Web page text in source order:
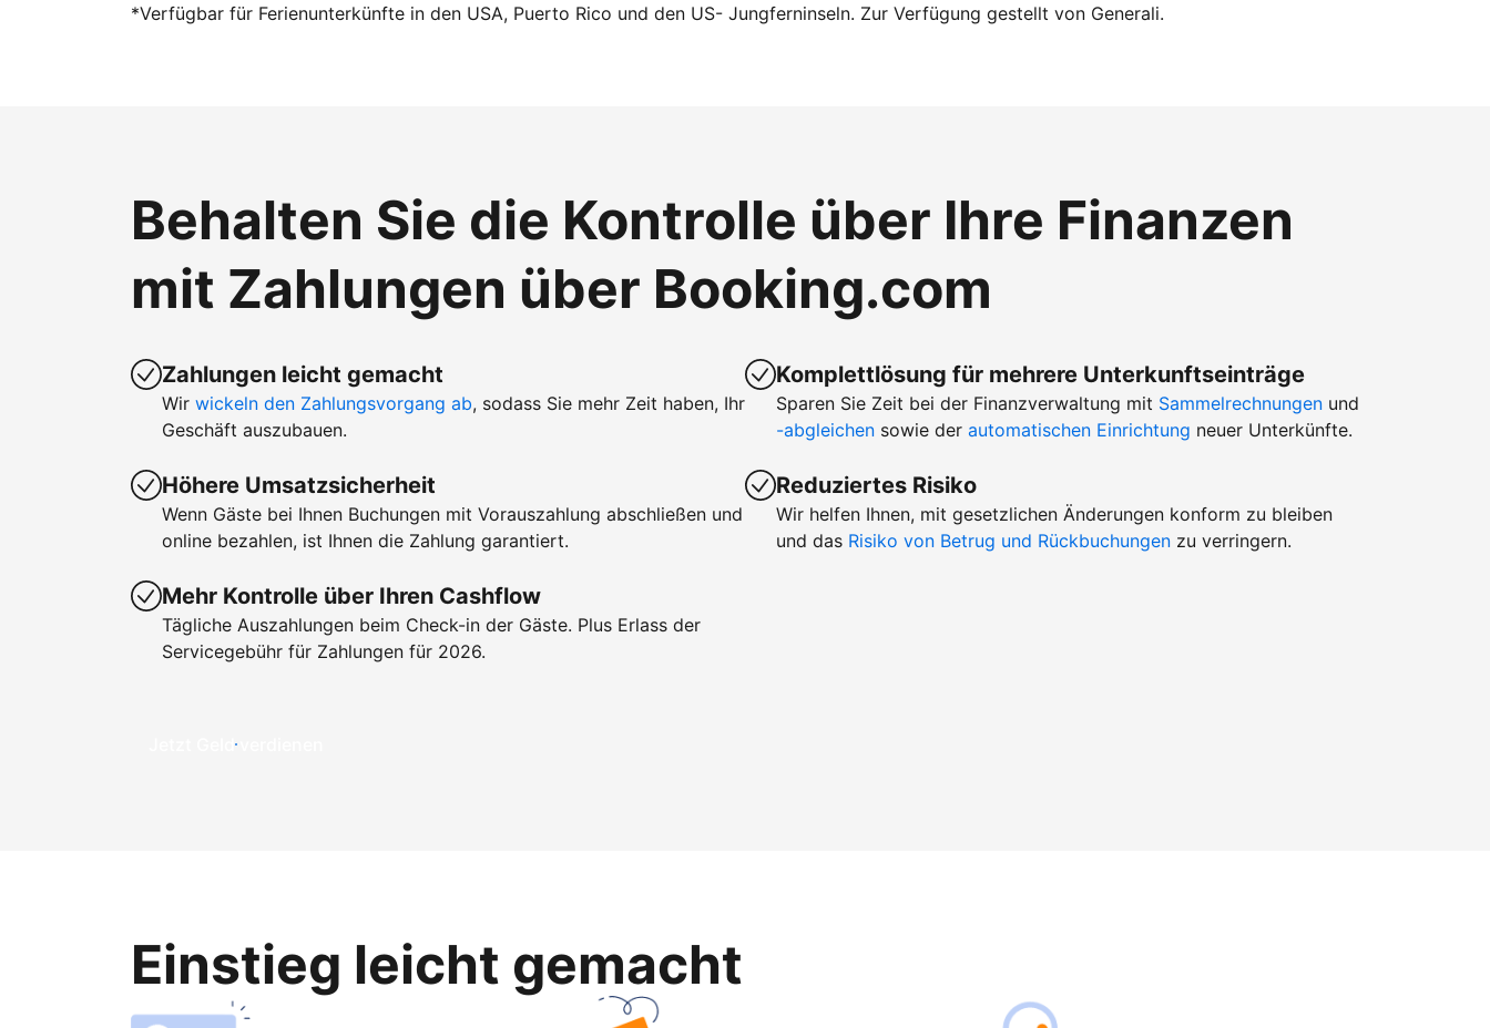
*Verfügbar für Ferienunterkünfte in den USA, Puerto Rico und den US- Jungferninseln. Zur Verfügung gestellt von Generali.
Behalten Sie die Kontrolle über Ihre Finanzen
mit Zahlungen über Booking.com
Zahlungen leicht gemacht
Wir wickeln den Zahlungsvorgang ab, sodass Sie mehr Zeit haben, Ihr
Geschäft auszubauen.
Höhere Umsatzsicherheit
Wenn Gäste bei Ihnen Buchungen mit Vorauszahlung abschließen und
online bezahlen, ist Ihnen die Zahlung garantiert.
Mehr Kontrolle über Ihren Cashflow
Tägliche Auszahlungen beim Check-in der Gäste. Plus Erlass der
Servicegebühr für Zahlungen für 2026.
Komplettlösung für mehrere Unterkunftseinträge
Sparen Sie Zeit bei der Finanzverwaltung mit Sammelrechnungen und
-abgleichen sowie der automatischen Einrichtung neuer Unterkünfte.
Reduziertes Risiko
Wir helfen Ihnen, mit gesetzlichen Änderungen konform zu bleiben
und das Risiko von Betrug und Rückbuchungen zu verringern.
Jetzt Geld verdienen
Einstieg leicht gemacht